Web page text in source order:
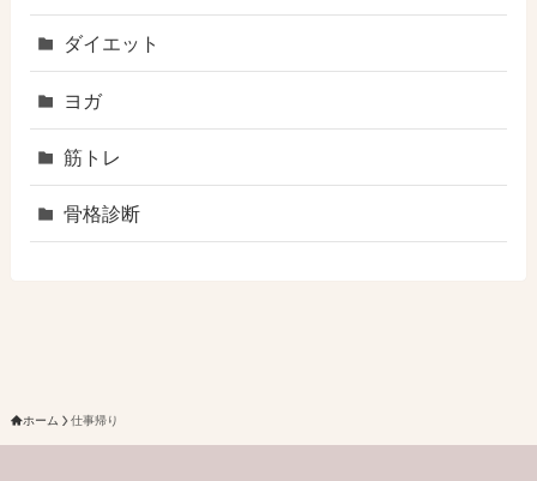
ダイエット
ヨガ
筋トレ
骨格診断
ホーム 仕事帰り